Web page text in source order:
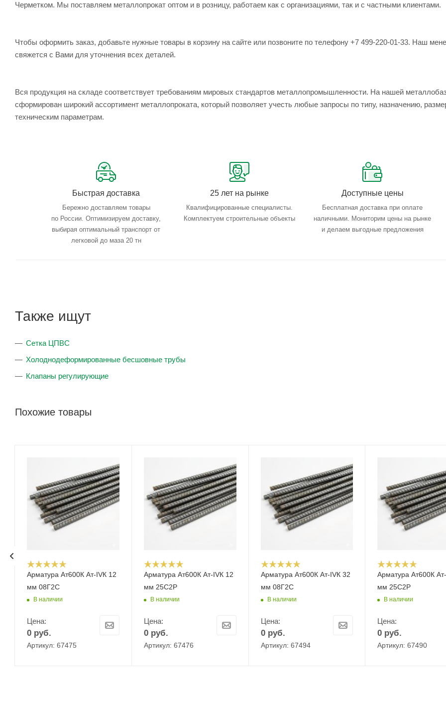
Черметком. Мы поставляем металлопрокат оптом и в розницу, работаем как с организациями, так и с частными клиентами.
Чтобы оформить заказ, добавьте нужные товары в корзину на сайте или позвоните по телефону +7 499-220-01-33. Наш
свяжется с Вами для уточнения всех деталей.
Вся продукция на складе соответствует требованиям мировых стандартов металлопромышленности. На нашей
сформирован широкий ассортимент металлопроката, который позволяет учесть любые запросы по типу, назначению,
техническим параметрам.
Быстрая доставка
Бережно доставляем товары
по России. Оптимизируем доставку,
выбирая оптимальный транспорт от
легковой до маза 20 тн
25 лет на рынке
Квалифицированные специалисты.
Комплектуем строительные объекты
Доступные цены
Бесплатная доставка при оплате
наличными. Мониторим цены на рынке
и делаем выгодные предложения
Также ищут
Сетка ЦПВС
Холоднодеформированные бесшовные трубы
Клапаны регулирующие
Похожие товары
Арматура Ат600К Ат-IVК 12
мм 08Г2С
В наличии
Цена:
0 руб.
Артикул: 67475
Арматура Ат600К Ат-IVК 12
мм 25С2Р
В наличии
Цена:
0руб.
Артикул: 67476
Арматура Ат600К Ат-IVК 32
мм 08Г2С
В наличии
Цена:
0руб.
Артикул: 67494
Арматура Ат600К
мм 25С2Р
В наличии
Цена:
0 руб.
Артикул: 67490